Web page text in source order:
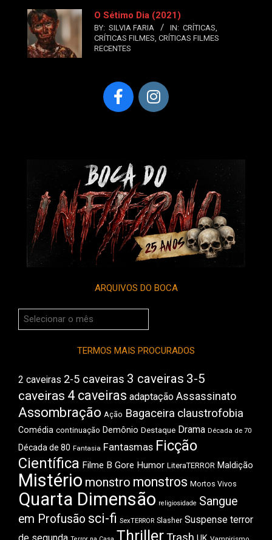
O Sétimo Dia (2021)
BY: SILVIA FARIA IN: CRÍTICAS
CRÍTICAS FILMES CRÍTICAS FILMES
RECENTES
ARQUIVOS DO BOCA
Arquivos
do
TERMOS MAIS PROCURADOS
2 caveiras 2-5 caveiras 3 caveiras 3-5
caveiras 4 caveiras adaptação Assassinato
Assombração Ação Bagaceira claustrofobia
Comédia continuação Demônio Destaque Drama Década de 70
Década de 80 Fantasia Fantasmas Ficção
Científica Filme B Gore Humor LiteraTERROR Maldição
Mistério monstro monstros Mortos Vivos
Quarta Dimensão religiosidade Sangue
em Profusão sci-fi SexTERROR Slasher Suspense terror
Thriller